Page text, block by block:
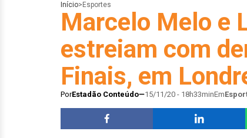
Início> Esportes
Marcelo Melo e
estreiam com
Finais, em
PorEstadão Conteúdo 15/11/20 - 18h33minEm